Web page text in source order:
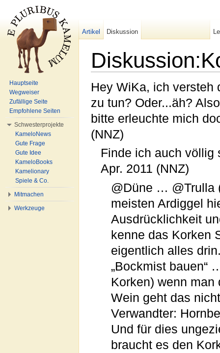
Hey WiKa, ich versteh
zu tun? Oder...äh?
bitte erleuchte mich
(NNZ)
Finde ich auch
Apr. 2011 (NNZ)
@Düne … @Trulla
meisten Ardiggel
Ausdrücklichkeit
kenne das Korken
eigentlich alles
„Bockmist bauen“
Korken) wenn
Wein geht das
Verwandter:
Und für dies
braucht es den
Artikel Diskussion
Hauptseite
Wegweiser
Zufällige Seite
Empfohlene Seiten
Schwesterprojekte
KameloNews
Gute Frage
Gute Idee
KameloBooks
Kamelionary
Spiele & Co.
Mitmachen
Werkzeuge